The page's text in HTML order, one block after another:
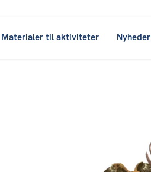
Materialer til aktiviteter Nyheder